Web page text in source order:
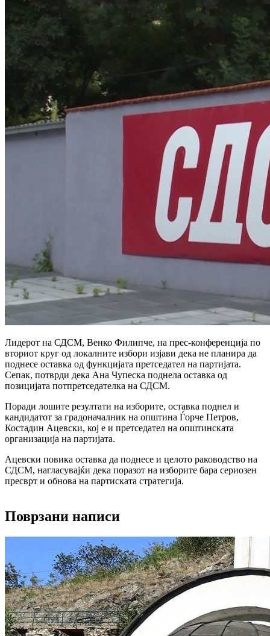
Лидерот на СДСМ, Венко Филипче, на прес-конференција по
вториот круг од локалните избори изјави дека не планира да
поднесе оставка од функцијата претседател на партијата.
Сепак, потврди дека Ана Чупеска поднела оставка од
позицијата потпретседателка на СДСМ.
Поради лошите резултати на изборите, оставка поднел и
кандидатот за градоначалник на општина Ѓорче Петров,
Костадин Ацевски, кој е и претседател на општинската
организација на партијата.
Ацевски повика оставка да поднесе и целото раководство на
СДСМ, нагласувајќи дека поразот на изборите бара сериозен
пресврт и обнова на партиската стратегија.
Поврзани написи